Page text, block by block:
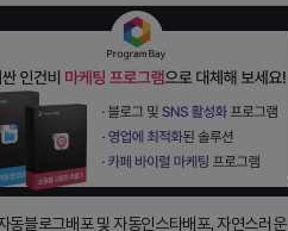
동블로그배포 및 자동인스타배포, 자연스러운